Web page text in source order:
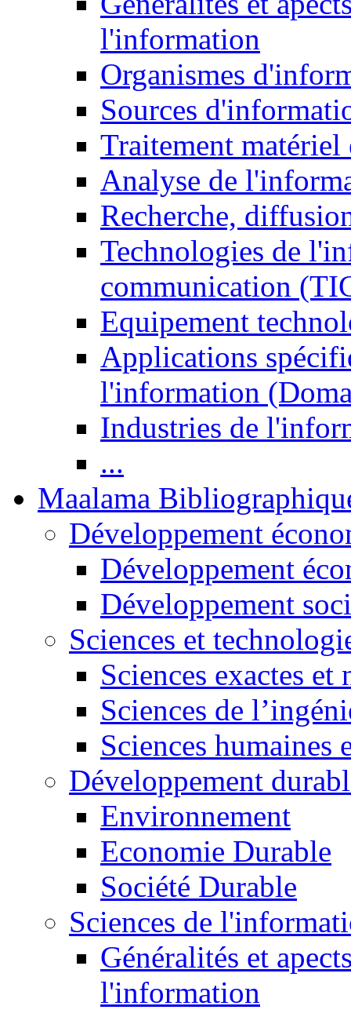
l'information
Organismes
Sources
Traitement matériel
Analyse de
Recherche,
Technologies de
communication
Equipement
Applications
l'information
Industries de
...
Maalama
Développement
Développement
Développement
Sciences et
Sciences exactes et
Sciences de
Sciences humaines
Développement
Environnement
Economie Durable
Société Durable
Sciences de
Généralités et
l'information